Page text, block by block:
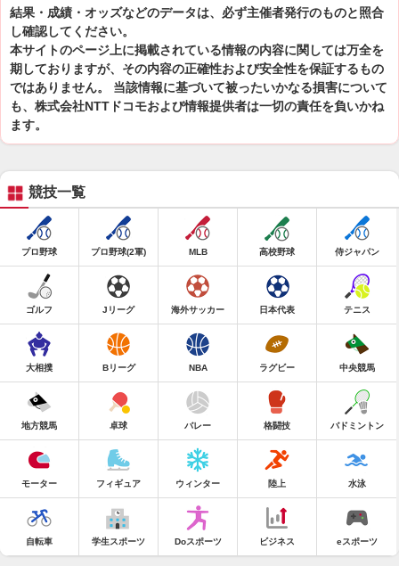
結果・成績・オッズなどのデータは、必ず主催者発行のものと照合
し確認してください。
本サイトのページ上に掲載されている情報の内容に関しては万全を
期しておりますが、その内容の正確性および安全性を保証するもの
ではありません。 当該情報に基づいて被ったいかなる損害について
も、株式会社NTTドコモおよび情報提供者は一切の責任を負いかね
ます。
競技一覧
プロ野球 プロ野球(2軍) MLB 高校野球 侍ジャパン
ゴルフ Jリーグ 海外サッカー 日本代表 テニス
大相撲 Bリーグ NBA ラグビー 中央競馬
地方競馬 卓球 バレー 格闘技 バドミントン
モーター フィギュア ウィンター 陸上 水泳
自転車 学生スポーツ Doスポーツ ビジネス eスポーツ